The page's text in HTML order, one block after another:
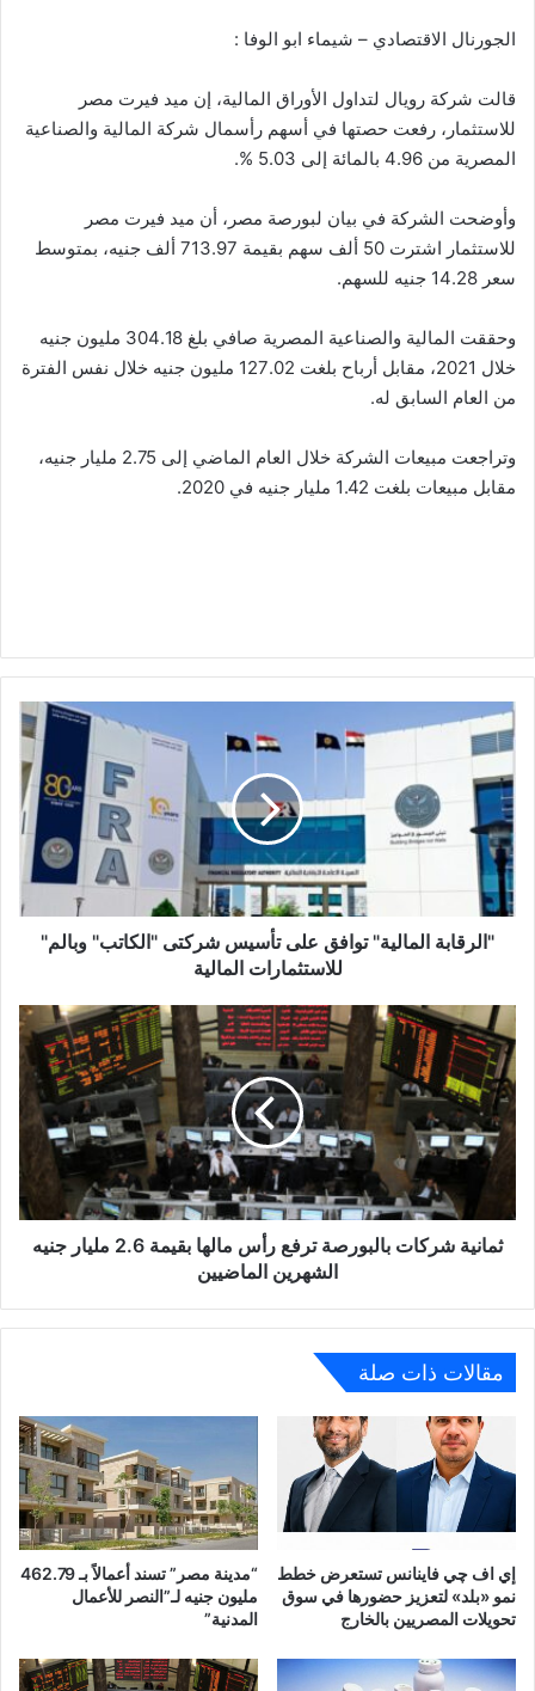
الجورنال الاقتصادي – شيماء ابو الوفا :
قالت شركة رويال لتداول الأوراق المالية، إن ميد فيرت مصر
للاستثمار، رفعت حصتها في أسهم رأسمال شركة المالية والصناعية
المصرية من 4.96 بالمائة إلى 5.03 %.
وأوضحت الشركة في بيان لبورصة مصر، أن ميد فيرت مصر
للاستثمار اشترت 50 ألف سهم بقيمة 713.97 ألف جنيه، بمتوسط
سعر 14.28 جنيه للسهم.
وحققت المالية والصناعية المصرية صافي بلغ 304.18 مليون جنيه
خلال 2021، مقابل أرباح بلغت 127.02 مليون جنيه خلال نفس الفترة
من العام السابق له.
وتراجعت مبيعات الشركة خلال العام الماضي إلى 2.75 مليار جنيه،
مقابل مبيعات بلغت 1.42 مليار جنيه في 2020.
"الرقابة
المالية"
توافق
على
تأسيس
شركتى
"الكاتب"
وبالم"
للاستثمارات
المالية"الرقابة المالية" توافق على تأسيس شركتى "الكاتب" وبالم"
للاستثمارات المالية
ثمانية
شركات
بالبورصة
ترفع
رأس
مالها
بقيمة
مليار
جنيه
ثمانية شركات بالبورصة ترفع رأس مالها بقيمة 2.6 مليار جنيه
الشهرين الماضيين
مقالات ذات صلة
إي اف چي فاينانس تستعرض خطط
نمو «بلد» لتعزيز حضورها في سوق
تحويلات المصريين بالخارج
“مدينة مصر” تسند أعمالاً بـ 462.79
مليون جنيه لـ”النصر للأعمال
المدنية”